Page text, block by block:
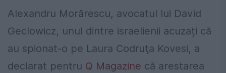
Alexandru Morărescu, avocatul lui David
Geclowicz, unul dintre israelienii acuzați că
au spionat-o pe Laura Codruţa Kovesi, a
declarat pentru Q Magazine că arestarea